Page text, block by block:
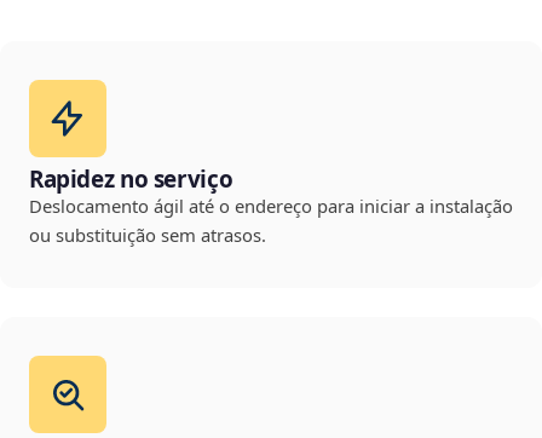
Rapidez no serviço
Deslocamento ágil até o endereço para iniciar a instalação
ou substituição sem atrasos.